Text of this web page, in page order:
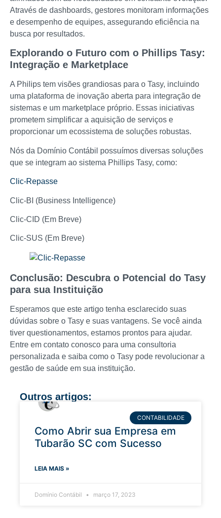
Através de dashboards, gestores monitoram informações
e desempenho de equipes, assegurando eficiência na
busca por resultados.
Explorando o Futuro com o Phillips Tasy:
Integração e Marketplace
A Philips tem visões grandiosas para o Tasy, incluindo
uma plataforma de inovação aberta para integração de
sistemas e um marketplace próprio. Essas iniciativas
prometem simplificar a aquisição de serviços e
proporcionar um ecossistema de soluções robustas.
Nós da Domínio Contábil possuímos diversas soluções
que se integram ao sistema Phillips Tasy, como:
Clic-Repasse
Clic-BI (Business Intelligence)
Clic-CID (Em Breve)
Clic-SUS (Em Breve)
Conclusão: Descubra o Potencial do Tasy
para sua Instituição
Esperamos que este artigo tenha esclarecido suas
dúvidas sobre o Tasy e suas vantagens. Se você ainda
tiver questionamentos, estamos prontos para ajudar.
Entre em contato conosco para uma consultoria
personalizada e saiba como o Tasy pode revolucionar a
gestão de saúde em sua instituição.
Outros artigos:
CONTABILIDADE
Como Abrir sua Empresa em
Tubarão SC com Sucesso
LEIA MAIS »
Domínio Contábil março 17, 2023